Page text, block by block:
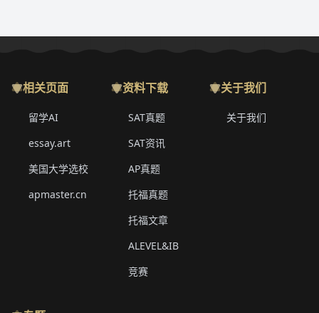
相关页面
留学AI
essay.art
美国大学选校
apmaster.cn
资料下载
SAT真题
SAT资讯
AP真题
托福真题
托福文章
ALEVEL&IB
竞赛
关于我们
关于我们